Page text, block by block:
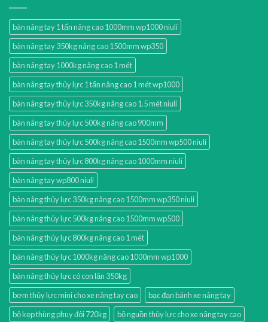
bàn nâng tay 1 tấn nâng cao 1000mm wp1000 niuli
bàn nâng tay 350kg nâng cao 1500mm wp350
bàn nâng tay 1000kg nâng cao 1 mét
bàn nâng tay thủy lực 1 tấn nâng cao 1 mét wp1000
bàn nâng tay thủy lực 350kg nâng cao 1.5 mét niuli
bàn nâng tay thủy lực 500kg nâng cao 900mm
bàn nâng tay thủy lực 500kg nâng cao 1500mm wp500 niuli
bàn nâng tay thủy lực 800kg nâng cao 1000mm niuli
bàn nâng tay wp800 niuli
bàn nâng thủy lực 350kg nâng cao 1500mm wp350 niuli
bàn nâng thủy lực 500kg nâng cao 1500mm wp500
bàn nâng thủy lực 800kg nâng cao 1 mét
bàn nâng thủy lực 1000kg nâng cao 1000mm wp1000
bàn nâng thủy lực có con lăn 350kg
bơm thủy lực mini cho xe nâng tay cao
bạc đạn bánh xe nâng tay
bộ kẹp thùng phuy đôi 720kg
bộ nguồn thủy lực cho xe nâng tay cao